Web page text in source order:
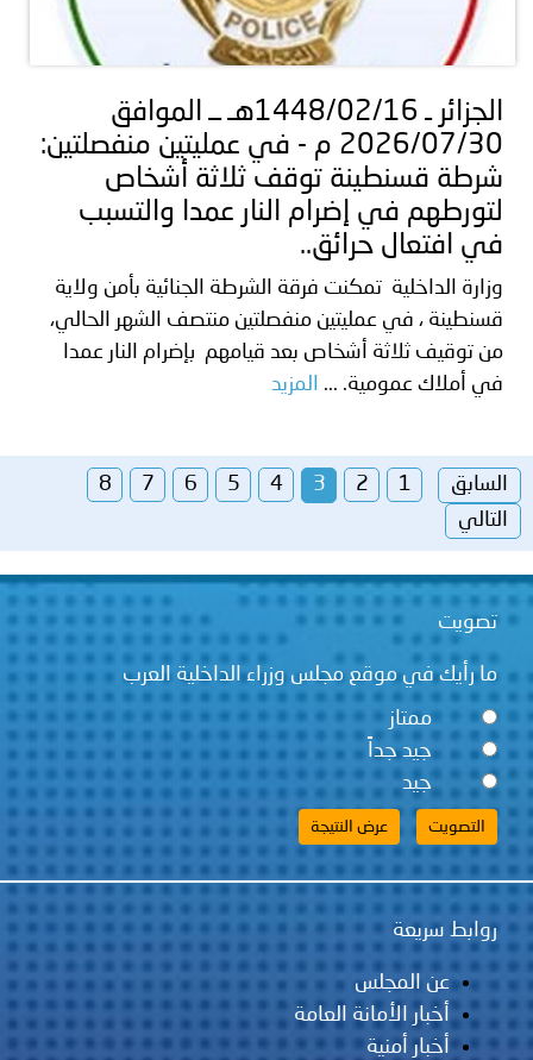
الجزائر ـ 1448/02/16هـ ــ الموافق
2026/07/30 م - في عمليتين منفصلتين:
شرطة قسنطينة توقف ثلاثة أشخاص
لتورطهم في إضرام النار عمدا والتسبب
في افتعال حرائق..
وزارة الداخلية تمكنت فرقة الشرطة الجنائية بأمن ولاية
قسنطينة ، في عمليتين منفصلتين منتصف الشهر الحالي،
من توقيف ثلاثة أشخاص بعد قيامهم بإضرام النار عمدا
في أملاك عمومية. ...
المزيد
السابق 1
2
3
4
5
6
7
8
التالي
تصويت
ما رأيك في موقع مجلس وزراء الداخلية العرب
ممتاز
جيد جداً
جيد
روابط سريعة
عن المجلس
أخبار الأمانة العامة
أخبار أمنية